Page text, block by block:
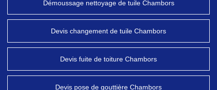
Démoussage nettoyage de tuile Chambors
Devis changement de tuile Chambors
Devis fuite de toiture Chambors
Devis pose de gouttière Chambors